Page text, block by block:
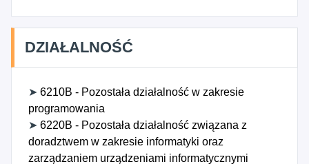
DZIAŁALNOŚĆ
➤ 6210B - Pozostała działalność w zakresie
programowania
➤ 6220B - Pozostała działalność związana z
doradztwem w zakresie informatyki oraz
zarządzaniem urządzeniami informatycznymi